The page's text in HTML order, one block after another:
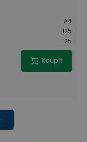
A4
125
25
Koupit